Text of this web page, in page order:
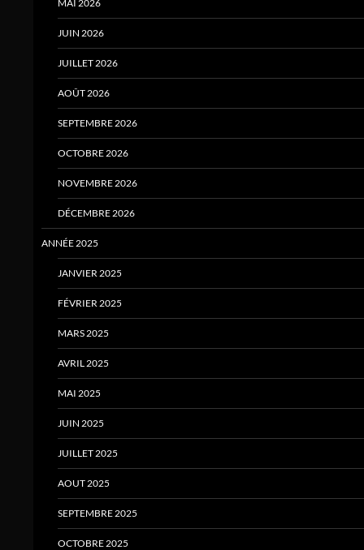
MAI 2026
JUIN 2026
JUILLET 2026
AOÛT 2026
SEPTEMBRE 2026
OCTOBRE 2026
NOVEMBRE 2026
DÉCEMBRE 2026
ANNÉE 2025
JANVIER 2025
FÉVRIER 2025
MARS 2025
AVRIL 2025
MAI 2025
JUIN 2025
JUILLET 2025
AOUT 2025
SEPTEMBRE 2025
OCTOBRE 2025